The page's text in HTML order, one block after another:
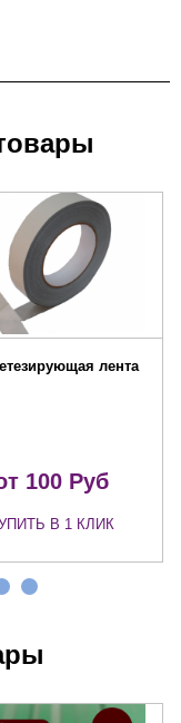
лента
100Руб
В 1 КЛИК